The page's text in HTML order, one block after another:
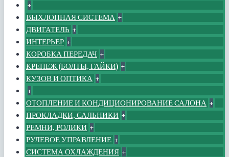
+
ВЫХЛОПНАЯ СИСТЕМА +
ДВИГАТЕЛЬ +
ИНТЕРЬЕР +
КОРОБКА ПЕРЕДАЧ +
КРЕПЕЖ (БОЛТЫ, ГАЙКИ) +
КУЗОВ И ОПТИКА +
+
ОТОПЛЕНИЕ И КОНДИЦИОНИРОВАНИЕ САЛОНА +
ПРОКЛАДКИ, САЛЬНИКИ +
РЕМНИ, РОЛИКИ +
РУЛЕВОЕ УПРАВЛЕНИЕ +
СИСТЕМА ОХЛАЖДЕНИЯ +